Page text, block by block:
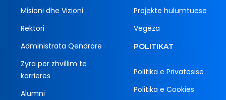
Misioni dhe Vizioni
Rektori
Administrata Qendrore
Zyra për zhvillim të
karrieres
Alumni
Projekte hulumtuese
Vegëza
POLITIKAT
Politika e Privatësisë
Politika e Cookies